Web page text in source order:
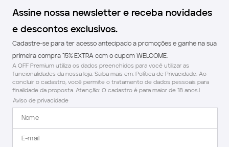
Assine nossa newsletter e receba novidades
e descontos exclusivos.
Cadastre-se para ter acesso antecipado a promoções e ganhe na sua
primeira compra 15% EXTRA com o cupom WELCOME.
A OFF Premium utiliza os dados preenchidos para você utilizar as
funcionalidades da nossa loja. Saiba mais em: Política de Privacidade. Ao
concluir o cadastro, você permite o tratamento de dados pessoais para
finalidade da proposta. Atenção: O cadastro é para maior de 18 anos.l
Aviso de privacidade